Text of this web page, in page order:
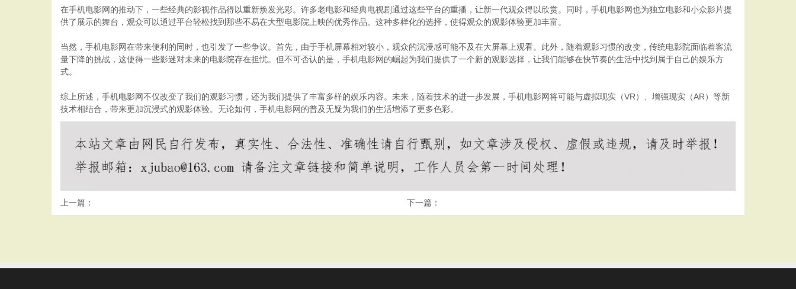
在手机电影网的推动下，一些经典的影视作品得以重新焕发光彩。许多老电影和经典电视剧通过这些平台的重播，让新一代观众得以欣赏。同时，手机电影网也为独立电影和小众影片提
供了展示的舞台，观众可以通过平台轻松找到那些不易在大型电影院上映的优秀作品。这种多样化的选择，使得观众的观影体验更加丰富。
当然，手机电影网在带来便利的同时，也引发了一些争议。首先，由于手机屏幕相对较小，观众的沉浸感可能不及在大屏幕上观看。此外，随着观影习惯的改变，传统电影院面临着客流
量下降的挑战，这使得一些影迷对未来的电影院存在担忧。但不可否认的是，手机电影网的崛起为我们提供了一个新的观影选择，让我们能够在快节奏的生活中找到属于自己的娱乐方
式。
综上所述，手机电影网不仅改变了我们的观影习惯，还为我们提供了丰富多样的娱乐内容。未来，随着技术的进一步发展，手机电影网将可能与虚拟现实（VR）、增强现实（AR）等新
技术相结合，带来更加沉浸式的观影体验。无论如何，手机电影网的普及无疑为我们的生活增添了更多色彩。
上一篇： 下一篇：